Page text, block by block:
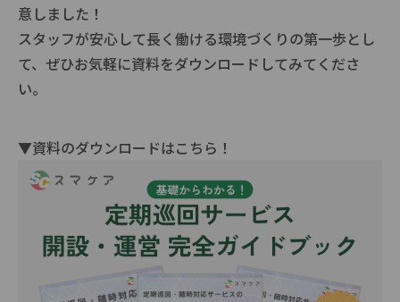
意しました！
スタッフが安心して長く働ける環境づくりの第一歩とし
て、ぜひお気軽に資料をダウンロードしてみてくださ
い。
▼資料のダウンロードはこちら！